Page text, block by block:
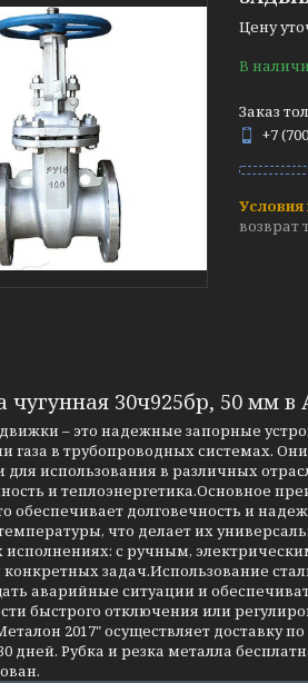
Цену
В
Заказ
+7
возврат
чугунная 30ч925бр, 50 мм
– это надежные запорные
газа в трубопроводных системах.
использования в различных
и теплоэнергетика.Основное
обеспечивает долговечность и
что делает их
исполнениях: с ручным,
задач.Использование
аварийные ситуации и
быстрого отключения или
2017" осуществляет доставку
дней. Рубка и резка металла